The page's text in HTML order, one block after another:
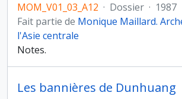
MOM_V01_03_A12 · Dossier · 1987
Fait partie de Monique Maillard.
l'Asie centrale
Notes.
Les bannières de Dunhuang